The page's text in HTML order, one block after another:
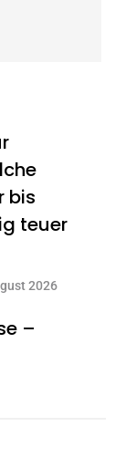
bis
teuer
2026
–
sollten